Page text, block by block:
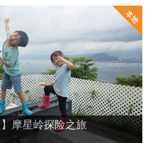
摩星岭探险之旅